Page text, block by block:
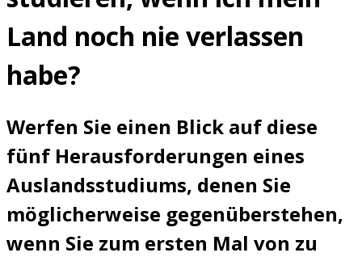
Land noch nie verlassen
habe?
Werfen Sie einen Blick auf diese
fünf Herausforderungen eines
Auslandsstudiums, denen Sie
möglicherweise gegenüberstehen,
wenn Sie zum ersten Mal von zu